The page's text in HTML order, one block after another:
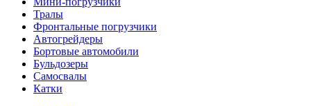
Тралы
Фронтальные погрузчики
Автогрейдеры
Бортовые автомобили
Бульдозеры
Самосвалы
Катки